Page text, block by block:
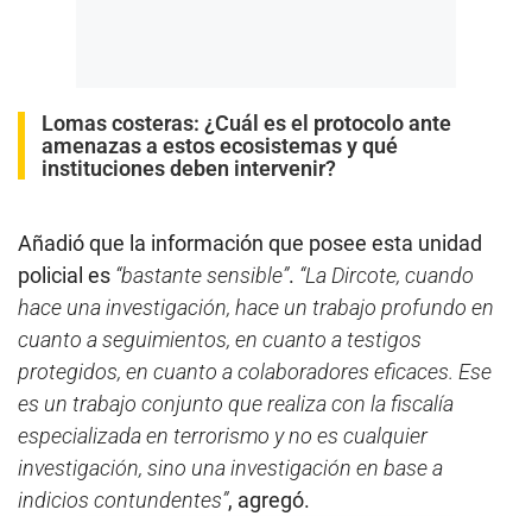
Lomas costeras: ¿Cuál es el protocolo ante
amenazas a estos ecosistemas y qué
instituciones deben intervenir?
Añadió que la información que posee esta unidad
policial es “bastante sensible”. “La Dircote, cuando
hace una investigación, hace un trabajo profundo en
cuanto a seguimientos, en cuanto a testigos
protegidos, en cuanto a colaboradores eficaces. Ese
es un trabajo conjunto que realiza con la fiscalía
especializada en terrorismo y no es cualquier
investigación, sino una investigación en base a
indicios contundentes”, agregó.